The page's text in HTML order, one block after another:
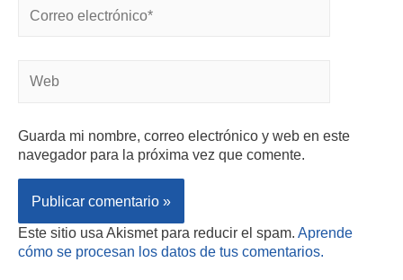
Guarda mi nombre, correo electrónico y web en este
navegador para la próxima vez que comente.
Este sitio usa Akismet para reducir el spam. Aprende
cómo se procesan los datos de tus comentarios.